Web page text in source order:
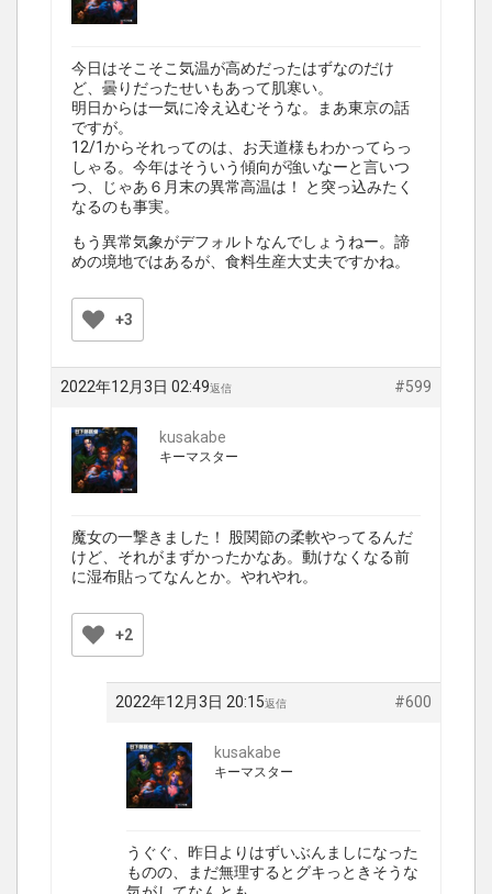
今日はそこそこ気温が高めだったはずなのだけ
ど、曇りだったせいもあって肌寒い。
明日からは一気に冷え込むそうな。まあ東京の話
ですが。
12/1からそれってのは、お天道様もわかってらっ
しゃる。今年はそういう傾向が強いなーと言いつ
つ、じゃあ６月末の異常高温は！ と突っ込みたく
なるのも事実。
もう異常気象がデフォルトなんでしょうねー。諦
めの境地ではあるが、食料生産大丈夫ですかね。
+3
2022年12月3日 02:49 #599
返信
kusakabe
キーマスター
魔女の一撃きました！ 股関節の柔軟やってるんだ
けど、それがまずかったかなあ。動けなくなる前
に湿布貼ってなんとか。やれやれ。
+2
2022年12月3日 20:15 #600
返信
kusakabe
キーマスター
うぐぐ、昨日よりはずいぶんましになった
ものの、まだ無理するとグキっときそうな